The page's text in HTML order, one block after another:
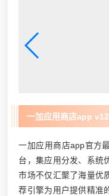
一加应用商店app
一加应用商店app官方
台，集应用分发、系统
市场不仅汇聚了海量优
荐引擎为用户提供精准